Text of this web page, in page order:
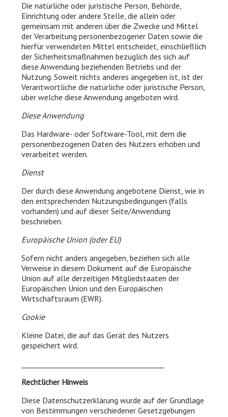
Die natürliche oder juristische Person, Behörde,
Einrichtung oder andere Stelle, die allein oder
gemeinsam mit anderen über die Zwecke und Mittel
der Verarbeitung personenbezogener Daten sowie die
hierfür verwendeten Mittel entscheidet, einschließlich
der Sicherheitsmaßnahmen bezüglich des sich auf
diese Anwendung beziehenden Betriebs und der
Nutzung. Soweit nichts anderes angegeben ist, ist der
Verantwortliche die natürliche oder juristische Person,
über welche diese Anwendung angeboten wird.
Diese Anwendung
Das Hardware- oder Software-Tool, mit dem die
personenbezogenen Daten des Nutzers erhoben und
verarbeitet werden.
Dienst
Der durch diese Anwendung angebotene Dienst, wie in
den entsprechenden Nutzungsbedingungen (falls
vorhanden) und auf dieser Seite/Anwendung
beschrieben.
Europäische Union (oder EU)
Sofern nicht anders angegeben, beziehen sich alle
Verweise in diesem Dokument auf die Europäische
Union auf alle derzeitigen Mitgliedstaaten der
Europäischen Union und den Europäischen
Wirtschaftsraum (EWR).
Cookie
Kleine Datei, die auf das Gerät des Nutzers
gespeichert wird.
Rechtlicher Hinweis
Diese Datenschutzerklärung wurde auf der Grundlage
von Bestimmungen verschiedener Gesetzgebungen